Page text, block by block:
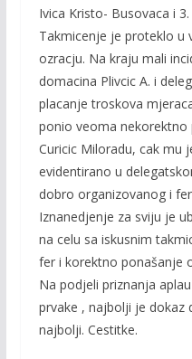
Ivica Kristo- Busovaca i
Takmicenje je proteklo u
ozracju. Na kraju mali
domacina Plivcic A. i
placanje troskova
ponio veoma
Curicic Miloradu, cak mu
evidentirano u
dobro organizovanog i
Iznanedjenje za sviju je
na celu sa iskusnim
fer i korektno ponašanje
Na podjeli priznanja
prvake , najbolji je dokaz
najbolji. Cestitke.